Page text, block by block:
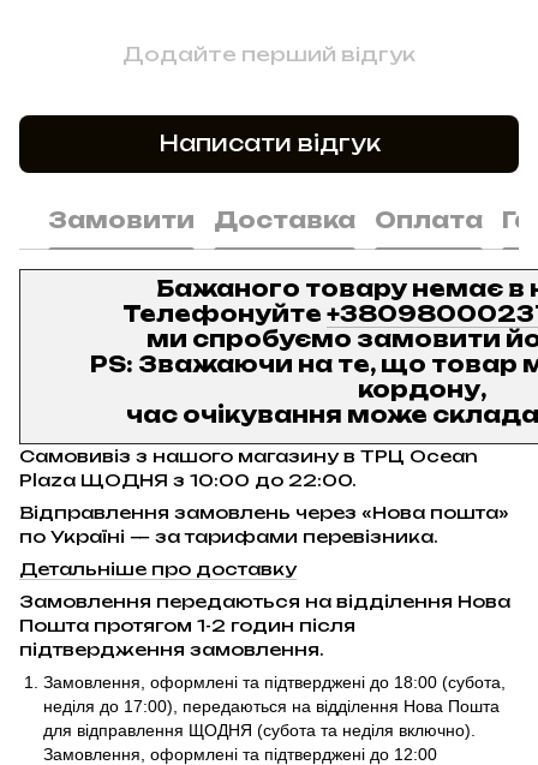
Додайте перший відгук
Написати відгук
Замовити Доставка Оплата
Бажаного товару немає в
Телефонуйте
ми спробуємо замовити
PS: Зважаючи на те, що товар
кордону,
час очікування може
Самовивіз з нашого магазину в ТРЦ Ocean
Plaza ЩОДНЯ з 10:00 до 22:00.
Відправлення замовлень через «Нова пошта»
по Україні — за тарифами перевізника.
Детальніше про доставку
Замовлення передаються на відділення Нова
Пошта протягом 1-2 годин після
підтвердження замовлення.
Замовлення, оформлені та підтверджені до 18:00 (субота,
неділя до 17:00) , передаються на відділення Нова Пошта
для відправлення ЩОДНЯ (субота та неділя включно).
Замовлення, оформлені та підтверджені до 12:00